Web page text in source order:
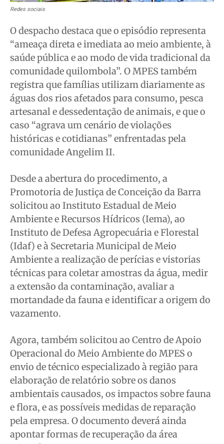
Redes sociais
O despacho destaca que o episódio representa
“ameaça direta e imediata ao meio ambiente, à
saúde pública e ao modo de vida tradicional da
comunidade quilombola”. O MPES também
registra que famílias utilizam diariamente as
águas dos rios afetados para consumo, pesca
artesanal e dessedentação de animais, e que o
caso “agrava um cenário de violações
históricas e cotidianas” enfrentadas pela
comunidade Angelim II.
Desde a abertura do procedimento, a
Promotoria de Justiça de Conceição da Barra
solicitou ao Instituto Estadual de Meio
Ambiente e Recursos Hídricos (Iema), ao
Instituto de Defesa Agropecuária e Florestal
(Idaf) e à Secretaria Municipal de Meio
Ambiente a realização de perícias e vistorias
técnicas para coletar amostras da água, medir
a extensão da contaminação, avaliar a
mortandade da fauna e identificar a origem do
vazamento.
Agora, também solicitou ao Centro de Apoio
Operacional do Meio Ambiente do MPES o
envio de técnico especializado à região para
elaboração de relatório sobre os danos
ambientais causados, os impactos sobre fauna
e flora, e as possíveis medidas de reparação
pela empresa. O documento deverá ainda
apontar formas de recuperação da área